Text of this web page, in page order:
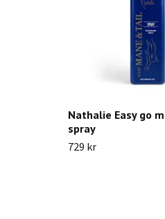
Nathalie Easy go
spray
729 kr